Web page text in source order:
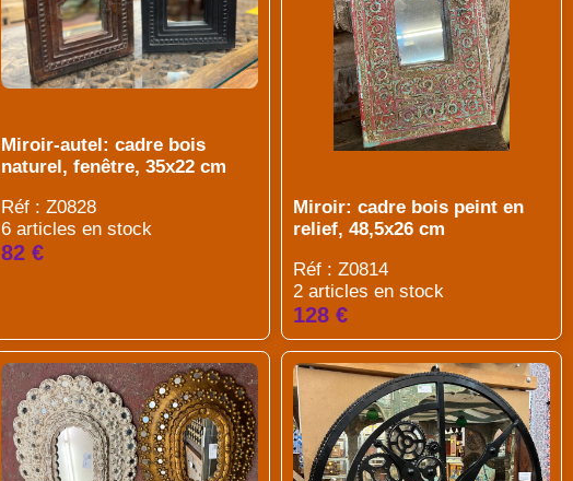
Miroir-autel: cadre bois
naturel, fenêtre, 35x22 cm
Réf : Z0828
6 articles en stock
82 €
Miroir: cadre bois peint en
relief, 48,5x26 cm
Réf : Z0814
2 articles en stock
128 €